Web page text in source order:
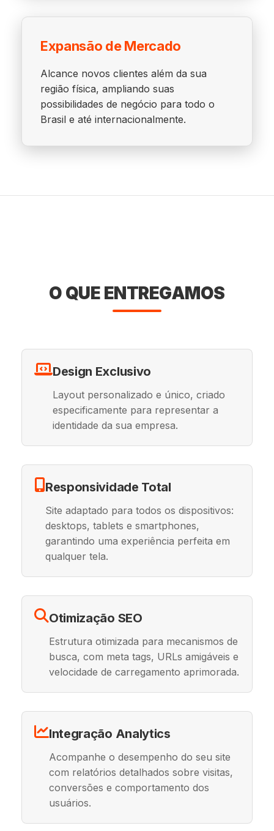
Expansão de Mercado
Alcance novos clientes além da sua
região física, ampliando suas
possibilidades de negócio para todo o
Brasil e até internacionalmente.
O QUE ENTREGAMOS
Design Exclusivo
Layout personalizado e único, criado
especificamente para representar a
identidade da sua empresa.
Responsividade Total
Site adaptado para todos os dispositivos:
desktops, tablets e smartphones,
garantindo uma experiência perfeita em
qualquer tela.
Otimização SEO
Estrutura otimizada para mecanismos de
busca, com meta tags, URLs amigáveis e
velocidade de carregamento aprimorada.
Integração Analytics
Acompanhe o desempenho do seu site
com relatórios detalhados sobre visitas,
conversões e comportamento dos
usuários.